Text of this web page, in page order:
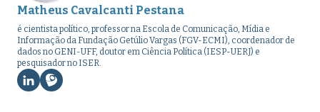
Matheus Cavalcanti Pestana
é cientista político, professor na Escola de Comunicação, Mídia e
Informação da Fundação Getúlio Vargas (FGV-ECMI), coordenador de
dados no GENI-UFF, doutor em Ciência Política (IESP-UERJ) e
pesquisador no ISER.